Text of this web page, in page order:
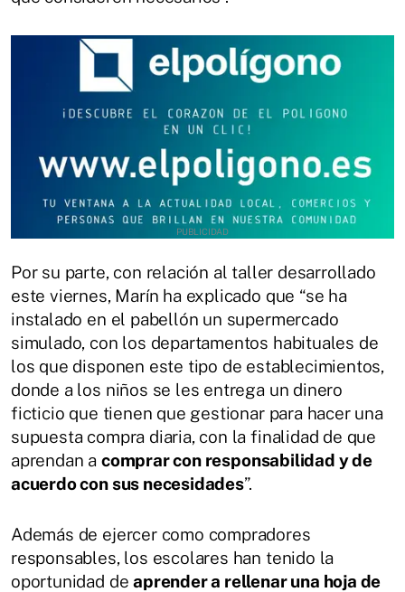
Por su parte, con relación al taller desarrollado
este viernes, Marín ha explicado que “se ha
instalado en el pabellón un supermercado
simulado, con los departamentos habituales de
los que disponen este tipo de establecimientos,
donde a los niños se les entrega un dinero
ficticio que tienen que gestionar para hacer una
supuesta compra diaria, con la finalidad de que
aprendan a comprar con responsabilidad y de
acuerdo con sus necesidades”.
Además de ejercer como compradores
responsables, los escolares han tenido la
oportunidad deaprender a rellenar una hoja de